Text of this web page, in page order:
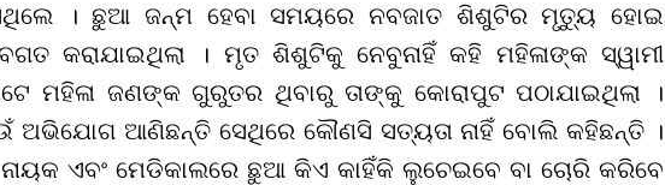
। ଛୁଆ ଜନ୍ମ ହେବା ସମୟରେ ନବଜାତ ଶିଶୁଟିର ମୃତ୍ୟୁ ହୋଇ
କରାଯାଇଥିଲା । ମୃତ ଶିଶୁଟିକୁ ନେବୁନାହିଁ କହି ମହିଳାଙ୍କ ସ୍ୱାମୀ
ମହିଳା ଜଣଙ୍କ ଗୁରୁତର ଥିବାରୁ ତାଙ୍କୁ କୋରାପୁଟ ପଠାଯାଇଥିଲା ।
ଅଭିଯୋଗ ଆଣିଛନ୍ତି ସେଥିରେ କୌଣସି ସତ୍ୟତା ନାହିଁ ବୋଲି କହିଛନ୍ତି ।
ଏବଂ ମେଡିକାଲରେ ଛୁଆ କିଏ କାହିଁକି ଲୁଚେଇବେ ବା ଚୋରି କରିବେ